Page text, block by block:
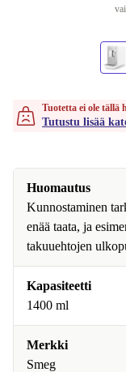
Tuotetta ei ole tällä
Tutustu lisää
Huomautus
Kunnostaminen
enää taata, ja
takuuehtojen
Kapasiteetti
1400 ml
Merkki
Smeg